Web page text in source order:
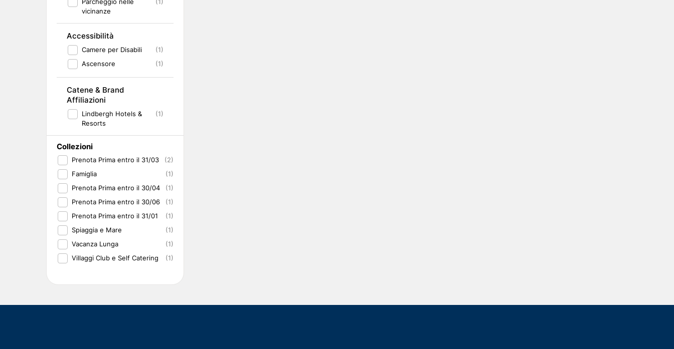
vicinanze
Accessibilità
Camere per Disabili
(1)
Ascensore
(1)
Catene & Brand
Affiliazioni
Lindbergh Hotels &
Resorts
(1)
Collezioni
Prenota Prima entro il 31/03
(2)
Famiglia
(1)
Prenota Prima entro il 30/04
(1)
Prenota Prima entro il 30/06
(1)
Prenota Prima entro il 31/01
(1)
Spiaggia e Mare
(1)
Vacanza Lunga
(1)
Villaggi Club e Self Catering
(1)